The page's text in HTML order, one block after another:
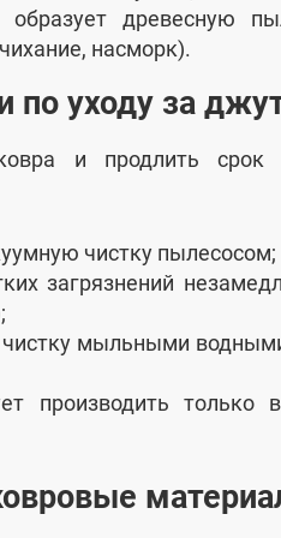
образует древесную
насморк).
по уходу за
и продлить
чистку пылесосом;
загрязнений
чистку мыльными
производить только